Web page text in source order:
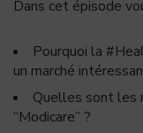
Dans cet épisode
Pourquoi la
un marché
Quelles sont les
“Modicare” ?